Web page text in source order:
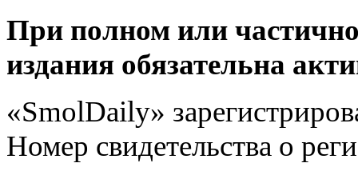
При полном или
издания обязательна
«SmolDaily»
Номер свидетельства о